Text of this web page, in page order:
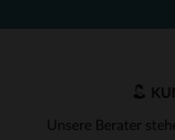
Unsere Berater